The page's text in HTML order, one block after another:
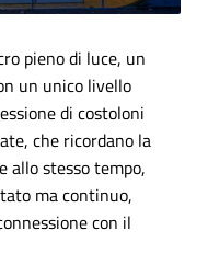
pieno di luce, un
un unico livello
di costoloni
che ricordano la
allo stesso tempo,
ma continuo,
con il